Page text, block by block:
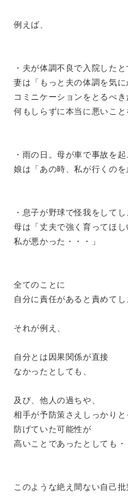
例えば、
・夫が体調不良で入院したと
妻は「もっと夫の体調を気
コミニケーションをとるべき
何もしらずに本当に悪いこと
・雨の日。母が車で事故を起
娘は「あの時、私が行くのを
・息子が野球で怪我をしてし
母は「丈夫で強く育ってほ
私が悪かった・・・」
全てのことに
自分に責任があると責めてし
それが例え、
自分とは因果関係が直接
なかったとしても、
及び、他人の過ちや、
相手が予防策さえしっかり
防げていた可能性が
高いことであったとしても・
このような絶え間ない自己批